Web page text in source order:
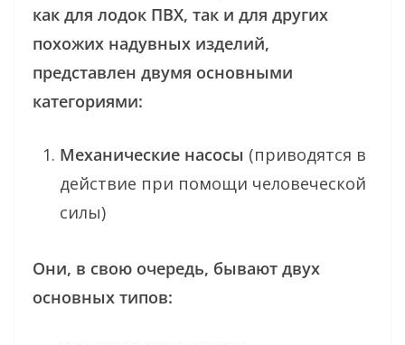
как для лодок ПВХ, так и для других
похожих надувных изделий,
представлен двумя основными
категориями:
Механические насосы (приводятся в
действие при помощи человеческой
силы)
Они, в свою очередь, бывают двух
основных типов: